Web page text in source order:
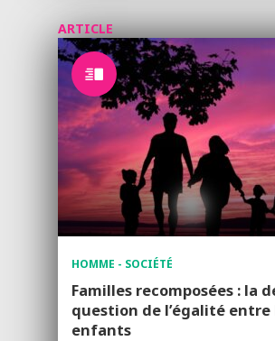
ARTICLE
HOMME - SOCIÉTÉ
Familles recomposées : la
question de l’égalité entre
enfants